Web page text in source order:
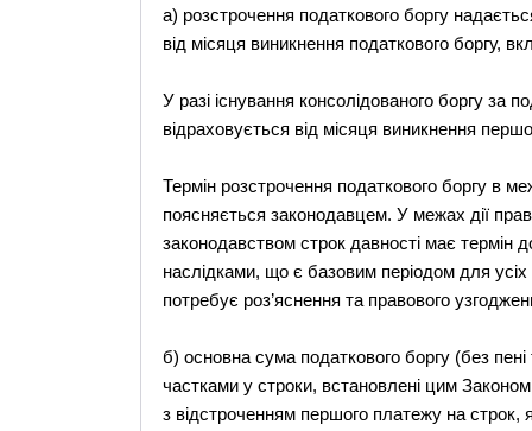
а) розстрочення податкового боргу
від місяця виникнення податкового боргу,
У разі існування консолідованого боргу за
відраховується від місяця виникнення
Термін розстрочення податкового боргу в
поясняється законодавцем. У межах дії
законодавством строк давності має термін
наслідками, що є базовим періодом для
потребує роз’яснення та правового
б) основна сума податкового боргу (без
частками у строки, встановлені цим
з відстроченням першого платежу на